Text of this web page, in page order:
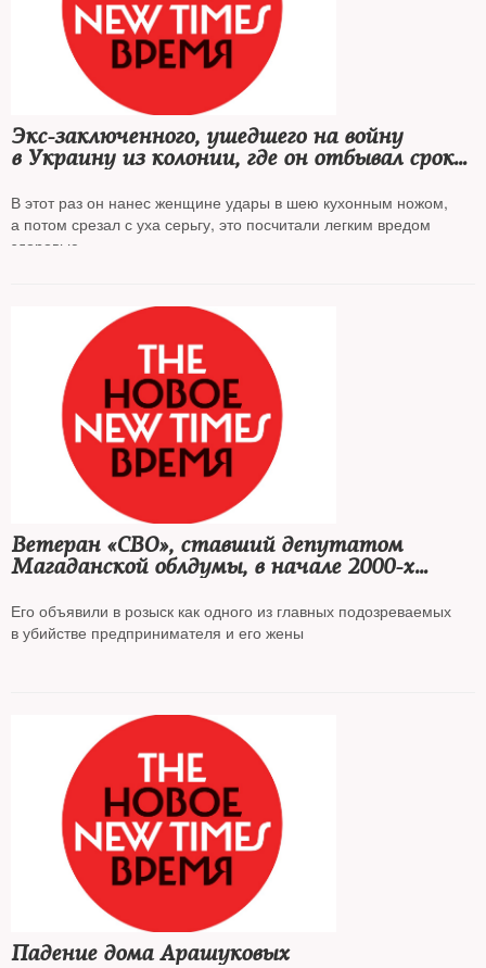
Экс-заключенного, ушедшего на войну
в Украину из колонии, где он отбывал срок
к трем годам колонии
В этот раз он нанес женщине удары в шею кухонным ножом,
а потом срезал с уха серьгу, это посчитали легким вредом
здоровью
Ветеран «СВО», ставший депутатом
Магаданской облдумы, в начале 2000-х
Его объявили в розыск как одного из главных подозреваемых
в убийстве предпринимателя и его жены
Падение дома Арашуковых